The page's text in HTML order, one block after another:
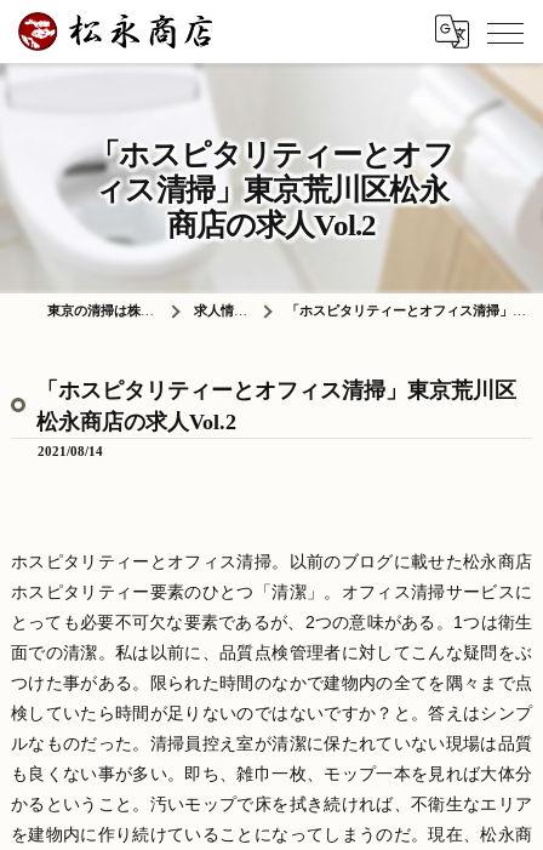
「ホスピタリティーとオフ
ィス清掃」東京荒川区松永
商店の求人Vol.2
東京の清掃は株式会社松永商店 求人情報ブログ 「ホスピタリティーとオフィス清掃」東京荒川区松永商店の求人Vol.2
「ホスピタリティーとオフィス清掃」東京荒川区
松永商店の求人Vol.2
2021/08/14
ホスピタリティーとオフィス清掃。以前のブログに載せた松永商店
ホスピタリティー要素のひとつ「清潔」。オフィス清掃サービスに
とっても必要不可欠な要素であるが、 2つの意味がある。 1つは衛生
面での清潔。私は以前に、品質点検管理者に対してこんな疑問をぶ
つけた事がある。限られた時間のなかで建物内の全てを隅々まで点
検していたら時間が足りないのではないですか？と。答えはシンプ
ルなものだった。清掃員控え室が清潔に保たれていない現場は品質
も良くない事が多い。即ち、雑巾一枚、モップ一本を見れば大体分
かるということ。汚いモップで床を拭き続ければ、不衛生なエリア
を建物内に作り続けていることになってしまうのだ。現在、松永商